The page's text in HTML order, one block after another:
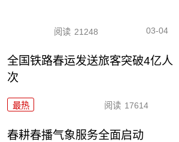
阅读 21248 03-04
全国铁路春运发送旅客突破4亿人
次
最热 阅读 17614
春耕春播气象服务全面启动